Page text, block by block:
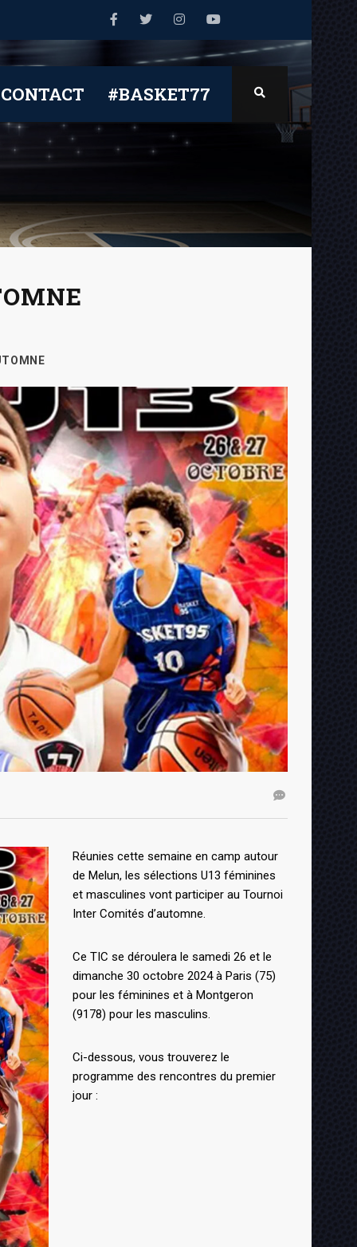
CONTACT #BASKET77
Réunies cette semaine en camp autour
de Melun, les sélections U13 féminines
et masculines vont participer au Tournoi
Inter Comités d’automne.
Ce TIC se déroulera le samedi 26 et le
dimanche 30 octobre 2024 à Paris (75)
pour les féminines et à Montgeron
(9178) pour les masculins.
Ci-dessous, vous trouverez le
programme des rencontres du premier
jour :